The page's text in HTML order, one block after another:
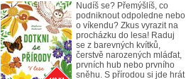
Nudíš se? Přemýšlíš, co
podniknout odpoledne nebo
o víkendu? Zkus vyrazit na
procházku do lesa! Raduj
se z barevných kvítků,
čerstvě narozených mláďat,
prvních hub nebo prvního
sněhu. S přírodou si jde hrát